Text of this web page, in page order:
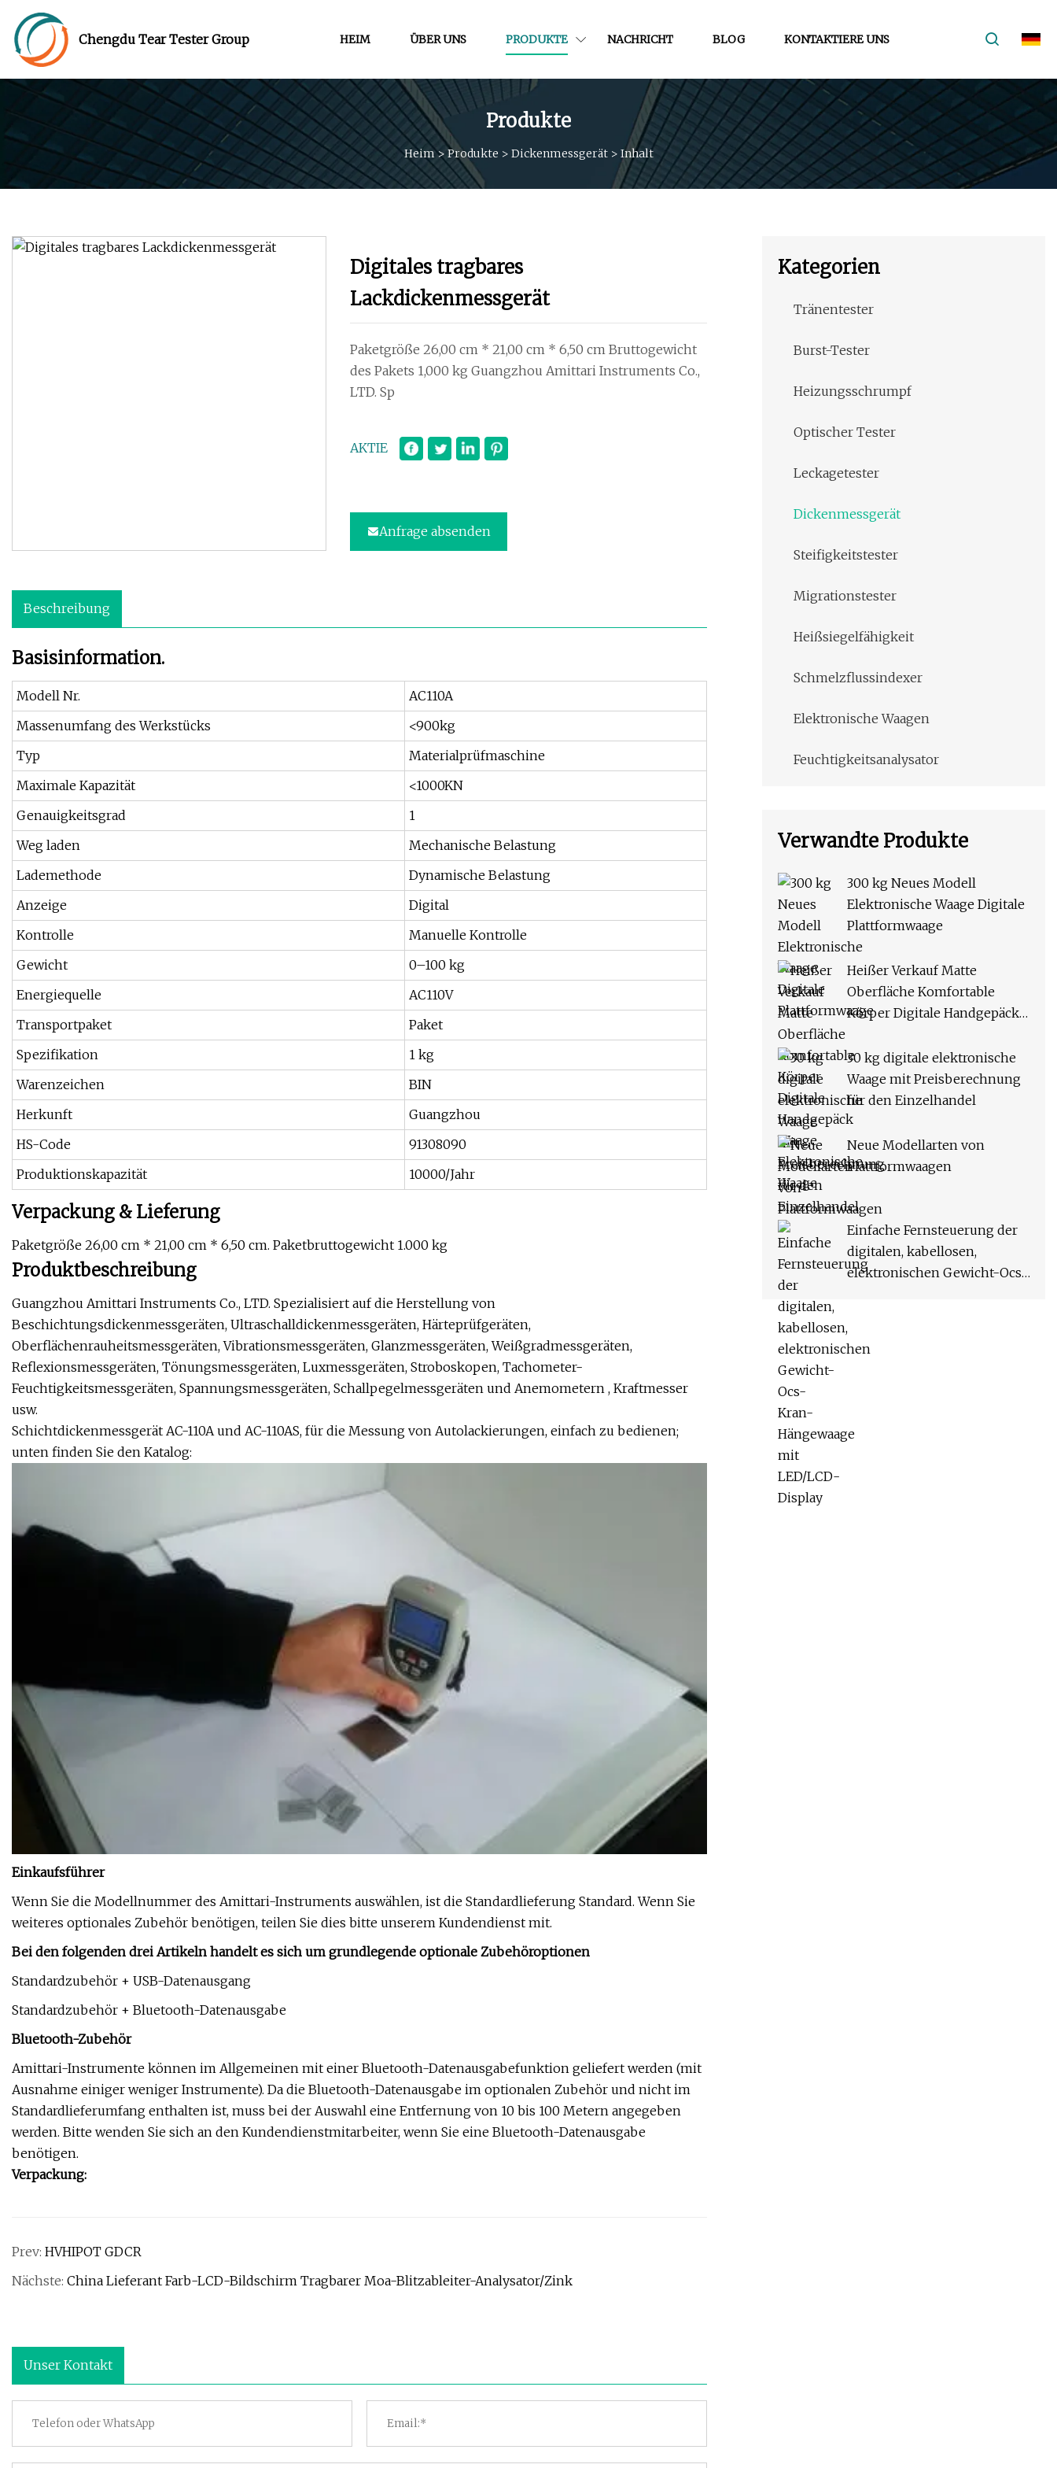
Chengdu Tear Tester Group HEIM ÜBER UNS PRODUKTE NACHRICHT BLOG KONTAKTIERE UNS
Produkte
Heim> Produkte > Dickenmessgerät> Inhalt
Digitales tragbares
Lackdickenmessgerät
Paketgröße 26,00 cm * 21,00 cm * 6,50 cm Bruttogewicht
des Pakets 1,000 kg Guangzhou Amittari Instruments Co.,
LTD. Sp
AKTIE
Anfrage absenden
Beschreibung
Basisinformation.
Modell Nr.
AC110A
Massenumfang des Werkstücks
<900kg
Typ
Materialprüfmaschine
Maximale Kapazität
<1000KN
Genauigkeitsgrad
1
Weg laden
Mechanische Belastung
Lademethode
Dynamische Belastung
Anzeige
Digital
Kontrolle
Manuelle Kontrolle
Gewicht
0–100 kg
Energiequelle
AC110V
Transportpaket
Paket
Spezifikation
1 kg
Warenzeichen
BIN
Herkunft
Guangzhou
HS-Code
91308090
Produktionskapazität
10000/Jahr
Verpackung & Lieferung
Paketgröße 26,00 cm * 21,00 cm * 6,50 cm. Paketbruttogewicht 1.000 kg
Produktbeschreibung
Guangzhou Amittari Instruments Co., LTD. Spezialisiert auf die Herstellung von
Beschichtungsdickenmessgeräten, Ultraschalldickenmessgeräten, Härteprüfgeräten,
Oberflächenrauheitsmessgeräten, Vibrationsmessgeräten, Glanzmessgeräten, Weißgradmessgeräten,
Reflexionsmessgeräten, Tönungsmessgeräten, Luxmessgeräten, Stroboskopen, Tachometer-
Feuchtigkeitsmessgeräten, Spannungsmessgeräten, Schallpegelmessgeräten und Anemometern , Kraftmesser
usw.
Schichtdickenmessgerät AC-110A und AC-110AS, für die Messung von Autolackierungen, einfach zu bedienen;
unten finden Sie den Katalog:
Einkaufsführer
Wenn Sie die Modellnummer des Amittari-Instruments auswählen, ist die Standardlieferung Standard. Wenn Sie
weiteres optionales Zubehör benötigen, teilen Sie dies bitte unserem Kundendienst mit.
Bei den folgenden drei Artikeln handelt es sich um grundlegende optionale Zubehöroptionen
Standardzubehör + USB-Datenausgang
Standardzubehör + Bluetooth-Datenausgabe
Bluetooth-Zubehör
Amittari-Instrumente können im Allgemeinen mit einer Bluetooth-Datenausgabefunktion geliefert werden (mit
Ausnahme einiger weniger Instrumente). Da die Bluetooth-Datenausgabe im optionalen Zubehör und nicht im
Standardlieferumfang enthalten ist, muss bei der Auswahl eine Entfernung von 10 bis 100 Metern angegeben
werden. Bitte wenden Sie sich an den Kundendienstmitarbeiter, wenn Sie eine Bluetooth-Datenausgabe
benötigen.
Verpackung:
Prev: HVHIPOT GDCR
Nächste: China Lieferant Farb-LCD-Bildschirm Tragbarer Moa-Blitzableiter-Analysator/Zink
Unser Kontakt
Kategorien
Tränentester
Burst-Tester
Heizungsschrumpf
Optischer Tester
Leckagetester
Dickenmessgerät
Steifigkeitstester
Migrationstester
Heißsiegelfähigkeit
Schmelzflussindexer
Elektronische Waagen
Feuchtigkeitsanalysator
Verwandte Produkte
300 kg Neues Modell
Elektronische Waage Digitale
Plattformwaage
Heißer Verkauf Matte
Oberfläche Komfortable
Körper Digitale Handgepäck
30 kg digitale elektronische
Waage mit Preisberechnung
für den Einzelhandel
Neue Modellarten von
Plattformwaagen
Einfache Fernsteuerung der
digitalen, kabellosen,
elektronischen Gewicht-Ocs-